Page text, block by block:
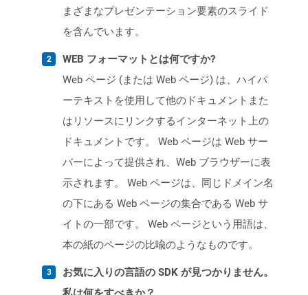
まざまなプレゼンテーション要素のスライド
を含んでいます。
WEB フォーマットとは何ですか?
Web ページ (または Web ページ) は、ハイパ
ーテキストを使用して他のドキュメントまた
はリソースにリンクするインターネット上の
ドキュメントです。 Web ページは Web サー
バーによって提供され、Web ブラウザーに表
示されます。 Web ページは、同じドメイン名
の下にある Web ページの集合である Web サ
イトの一部です。 Web ページという用語は、
本の紙のページの比喩のようなものです。
お気に入りの言語の SDK が見つかりません。